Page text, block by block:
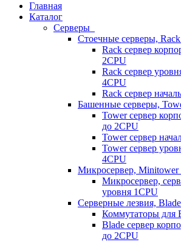
Главная
Каталог
Серверы
Стоечные серверы, Rack
Rack сервер
2CPU
Rack сервер
4CPU
Rack сервер
Башенные серверы,
Tower сервер
до 2CPU
Tower сервер
Tower сервер
4CPU
Микросервер, Minitower
Микросервер,
уровня 1CPU
Серверные лезвия, Blade
Коммутаторы для
Blade сервер
до 2CPU